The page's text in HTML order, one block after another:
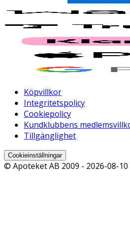
Köpvillkor
Integritetspolicy
Cookiepolicy
Kundklubbens
Tillgänglighet
Cookieinställningar
© Apoteket AB 2009 - 2026-08-10